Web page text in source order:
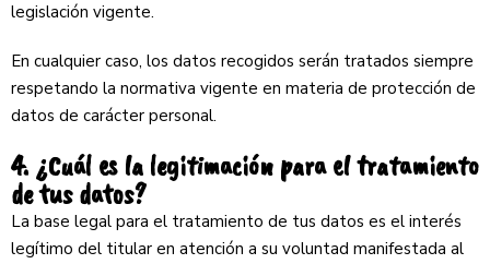
legislación vigente.
En cualquier caso, los datos recogidos serán tratados siempre
respetando la normativa vigente en materia de protección de
datos de carácter personal.
4. ¿Cuál es la legitimación para el tratamiento
de tus datos?
La base legal para el tratamiento de tus datos es el interés
legítimo del titular en atención a su voluntad manifestada al